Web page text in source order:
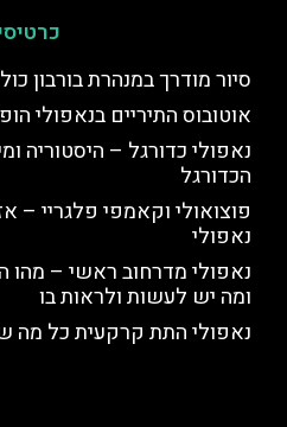
סיור מודרך במנהרת בורבון
אוטובוס התיריים בנאפולי
נאפולי כדורגל – היסטוריה
הכדורגל
פוצואולי וקאמפי פלגריי –
נאפולי
נאפולי מדרחוב ראשי – מהו
ומה יש לעשות ולראות בו
נאפולי התת קרקעית כל מה